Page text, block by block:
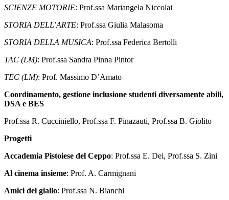
SCIENZE MOTORIE: Prof.ssa Mariangela Niccolai
STORIA DELL’ARTE: Prof.ssa Giulia Malasoma
STORIA DELLA MUSICA: Prof.ssa Federica Bertolli
TAC (LM): Prof.ssa Sandra Pinna Pintor
TEC (LM): Prof. Massimo D’Amato
Coordinamento, gestione inclusione studenti diversamente abili,
DSA e BES
Prof.ssa R. Cucciniello, Prof.ssa F. Pinazauti, Prof.ssa B. Giolito
Progetti
Accademia Pistoiese del Ceppo: Prof.ssa E. Dei, Prof.ssa S. Zini
Al cinema insieme: Prof. A. Carmignani
Amici del giallo: Prof.ssa N. Bianchi